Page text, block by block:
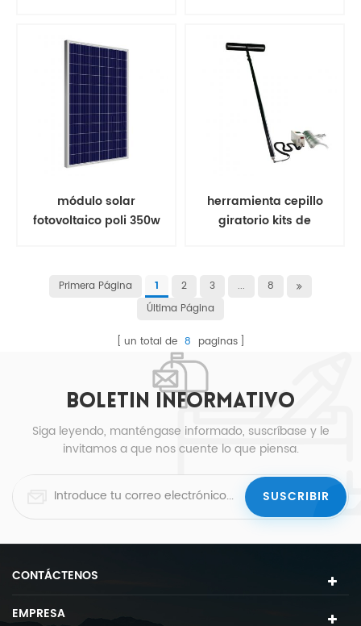
módulo solar
fotovoltaico poli 350w
herramienta cepillo
giratorio kits de
Primera Página 1 2 3 ...
8
Última Página
un total de 8 paginas
BOLETIN INFORMATIVO
Siga leyendo, manténgase informado, suscríbase y le
invitamos a que nos cuente lo que piensa.
CONTÁCTENOS
EMPRESA